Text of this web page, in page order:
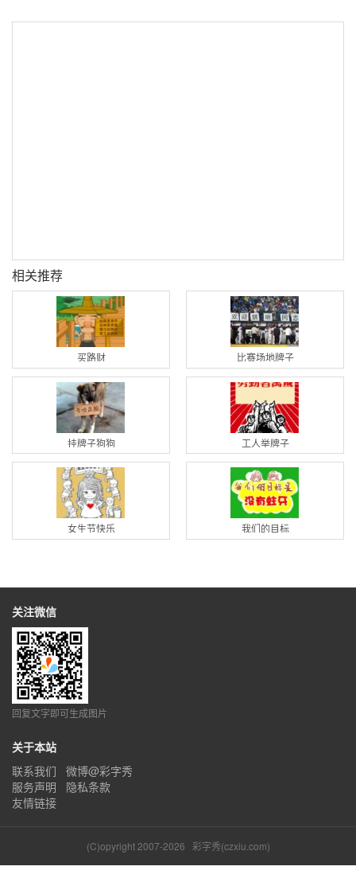
相关推荐
买路财 比赛场地牌子
挂牌子狗狗 工人举牌子
女生节快乐 我们的目标
关注微信
回复文字即可生成图片
关于本站
联系我们
微博@彩字秀
服务声明
隐私条款
友情链接
(C)opyright 2007-2026 彩字秀(czxiu.com)